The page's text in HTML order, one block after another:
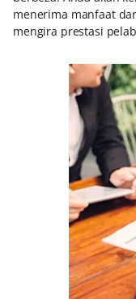
menerima manfaat
mengira prestasi